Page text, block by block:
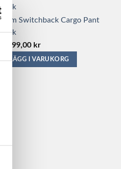
Klim Switchback Cargo Pant
Teak
4 199,00 kr
LÄGG I VARUKORG